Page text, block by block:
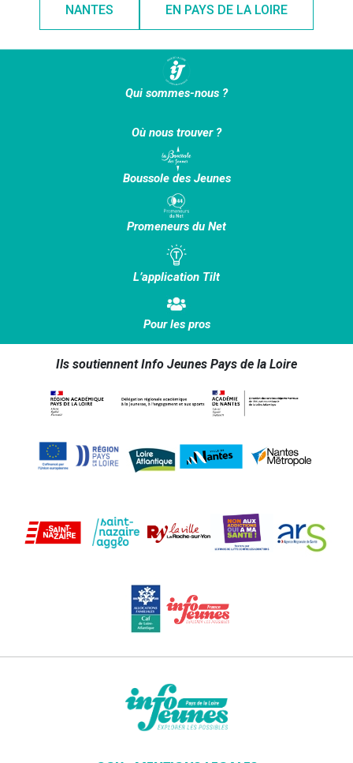
NANTES EN PAYS DE LA LOIRE
Qui sommes-nous ?
Où nous trouver ?
Boussole des Jeunes
Promeneurs du Net
L’application Tilt
Pour les pros
Ils soutiennent Info Jeunes Pays de la Loire